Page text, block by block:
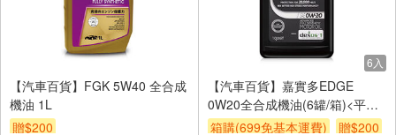
【汽車百貨】FGK 5W40 全合成
機油 1L
贈$200
6入
【汽車百貨】嘉實多EDGE
0W20全合成機油(6罐/箱)<平行
輸入>
箱購(699免基本運費) 贈$200